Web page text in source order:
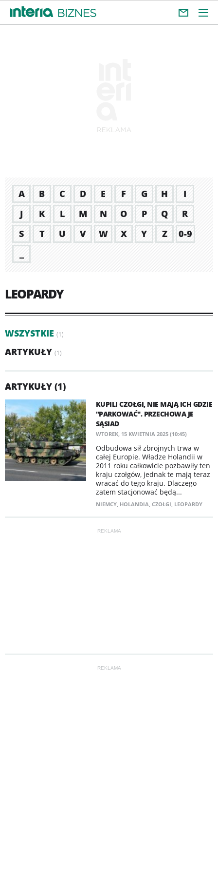
A B C D E F G H
I
J
K L M N O P Q
R
S
T U V W X Y Z
0-9
LEOPARDY
WSZYSTKIE (1)
ARTYKUŁY (1)
ARTYKUŁY (1)
KUPILI CZOŁGI, NIE MAJĄ ICH GDZIE
"PARKOWAĆ". PRZECHOWA JE
SĄSIAD
WTOREK, 15 KWIETNIA 2025 (10:45)
Odbudowa sił zbrojnych trwa w
całej Europie. Władze Holandii w
2011 roku całkowicie pozbawiły ten
kraju czołgów, jednak te mają teraz
wracać do tego kraju. Dlaczego
zatem stacjonować będą...
NIEMCY, HOLANDIA, CZOŁGI, LEOPARDY
REKLAMA
REKLAMA